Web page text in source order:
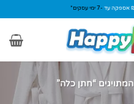
-7 ימי עסקים*
“חתן כלה”